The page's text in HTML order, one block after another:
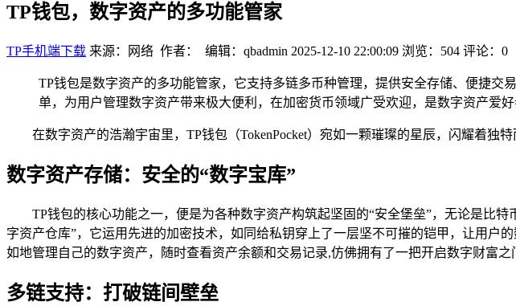
TP钱包，数字资产的多功能管家
TP手机端下载 来源：网络 作者： 编辑：qbadmin 2025-12-10 22:00:09 浏览：504 评论：0
TP钱包是数字资产的多功能管家，它支持多链多币种管理，提供安全存储、便捷交
单，为用户管理数字资产带来极大便利，在加密货币领域广受欢迎，是数字资产爱
在数字资产的浩瀚宇宙里，TP钱包（TokenPocket）宛如一颗璀璨的星辰，闪耀着独
数字资产存储：安全的“数字宝库”
TP钱包的核心功能之一，便是为各种数字资产构筑起坚固的“安全堡垒”，无论是比
字资产仓库”，它运用先进的加密技术，如同给私钥穿上了一层坚不可摧的铠甲，让用户
如地管理自己的数字资产，随时查看资产余额和交易记录,仿佛拥有了一把开启数字财富之
多链支持：打破链间壁垒